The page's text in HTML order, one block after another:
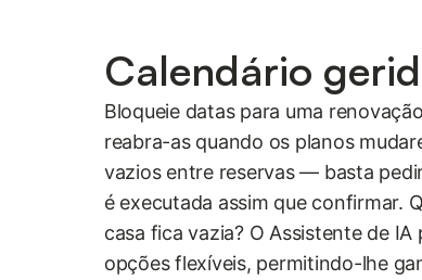
Calendário
Bloqueie datas para uma
reabra-as quando os planos
vazios entre reservas — basta
é executada assim que confirmar.
casa fica vazia? O Assistente de
opções flexíveis, permitindo-lhe